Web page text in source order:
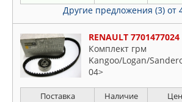
Другие предложения (3) от
RENAULT 7701477024
Комплект грм
Kangoo/Logan/
04>
Поставка Наличие